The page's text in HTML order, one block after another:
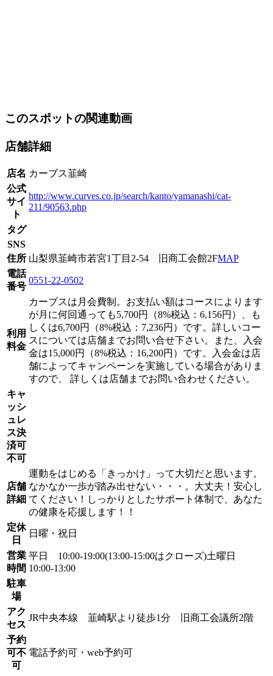
このスポットの関連動画
店舗詳細
店名 カーブス韮崎
公式
サイ
ト
http://www.curves.co.jp/search/kanto/yamanashi/cat-
211/90563.php
タグ
SNS
住所 山梨県韮崎市若宮1丁目2-54 旧商工会館2FMAP
電話
番号
0551-22-0502
利用
料金
カーブスは月会費制。お支払い額はコースによります
が月に何回通っても5,700円（8%税込：6,156円）、も
しくは6,700円（8%税込：7,236円）です。詳しいコー
スについては店舗までお問い合せ下さい。また、入会
金は15,000円（8%税込：16,200円）です。入会金は店
舗によってキャンペーンを実施している場合がありま
すので、 詳しくは店舗までお問い合わせください。
キャ
ッシ
ュレ
ス決
済可
不可
店舗
詳細
運動をはじめる「きっかけ」って大切だと思います。
なかなか一歩が踏み出せない・・・。大丈夫！安心し
てください！しっかりとしたサポート体制で、あなた
の健康を応援します！！
定休
日
日曜・祝日
営業
時間
平日 10:00-19:00(13:00-15:00はクローズ)土曜日
10:00-13:00
駐車
場
アク
セス
JR中央本線 韮崎駅より徒歩1分 旧商工会議所2階
予約
可不
可
電話予約可・web予約可